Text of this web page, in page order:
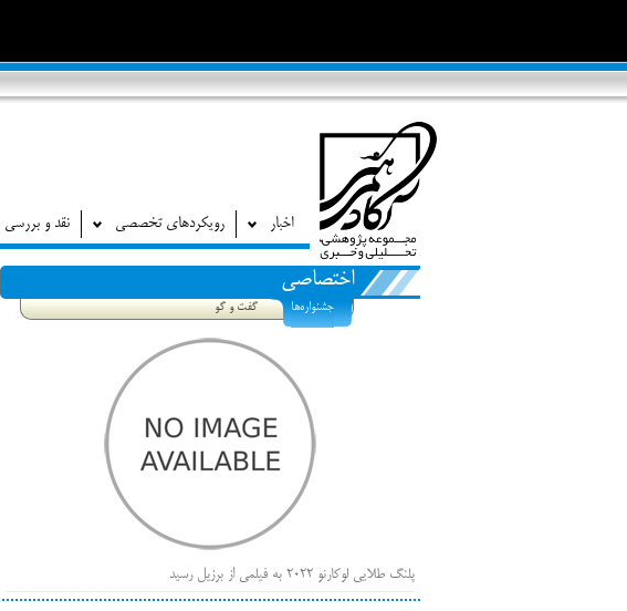
اخبار رویکردهای تخصصی نقد و بررسی
اختصاصی
جشنواره‌ها گفت و گو
پلنگ طلایی لوکارنو ۲۰۲۲ به فیلمی از برزیل رسید
فهرست فیلم‌های بخش مسابقه جشنواره فیلم ونیز ۲۰۲۲ مشخص شد، سهم پررنگ